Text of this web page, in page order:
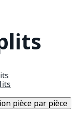
pièce par pièce